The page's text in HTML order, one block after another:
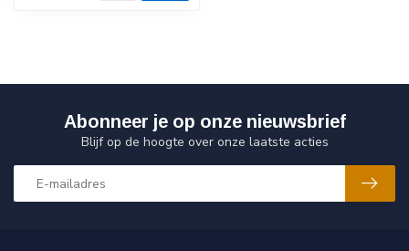
Abonneer je op onze nieuwsbrief
Blijf op de hoogte over onze laatste acties